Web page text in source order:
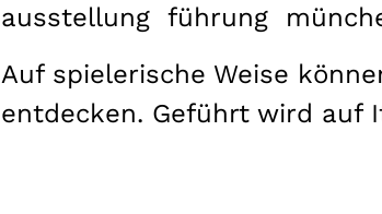
ausstellung führung
Auf spielerische Weise
entdecken. Geführt wird auf